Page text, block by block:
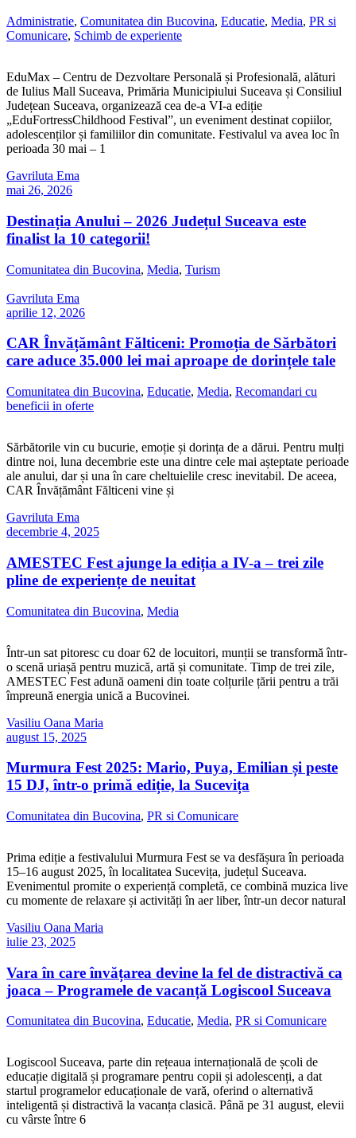
Administratie, Comunitatea din Bucovina, Educatie, Media, PR si
Comunicare, Schimb de experiente
EduMax – Centru de Dezvoltare Personală și Profesională, alături
de Iulius Mall Suceava, Primăria Municipiului Suceava și Consiliul
Județean Suceava, organizează cea de-a VI-a ediție
„EduFortressChildhood Festival”, un eveniment destinat copiilor,
adolescenților și familiilor din comunitate. Festivalul va avea loc în
perioada 30 mai – 1
Gavriluta Ema
mai 26, 2026
Destinația Anului – 2026 Județul Suceava este
finalist la 10 categorii!
Comunitatea din Bucovina, Media, Turism
Gavriluta Ema
aprilie 12, 2026
CAR Învățământ Fălticeni: Promoția de Sărbători
care aduce 35.000 lei mai aproape de dorințele tale
Comunitatea din Bucovina, Educatie, Media, Recomandari cu
beneficii in oferte
Sărbătorile vin cu bucurie, emoție și dorința de a dărui. Pentru mulți
dintre noi, luna decembrie este una dintre cele mai așteptate perioade
ale anului, dar și una în care cheltuielile cresc inevitabil. De aceea,
CAR Învățământ Fălticeni vine și
Gavriluta Ema
decembrie 4, 2025
AMESTEC Fest ajunge la ediția a IV-a – trei zile
pline de experiențe de neuitat
Comunitatea din Bucovina, Media
Într-un sat pitoresc cu doar 62 de locuitori, munții se transformă într-
o scenă uriașă pentru muzică, artă și comunitate. Timp de trei zile,
AMESTEC Fest adună oameni din toate colțurile țării pentru a trăi
împreună energia unică a Bucovinei.
Vasiliu Oana Maria
august 15, 2025
Murmura Fest 2025: Mario, Puya, Emilian și peste
15 DJ, într-o primă ediție, la Sucevița
Comunitatea din Bucovina, PR si Comunicare
Prima ediție a festivalului Murmura Fest se va desfășura în perioada
15–16 august 2025, în localitatea Sucevița, județul Suceava.
Evenimentul promite o experiență completă, ce combină muzica live
cu momente de relaxare și activități în aer liber, într-un decor natural
Vasiliu Oana Maria
iulie 23, 2025
Vara în care învățarea devine la fel de distractivă ca
joaca – Programele de vacanță Logiscool Suceava
Comunitatea din Bucovina, Educatie, Media, PR si Comunicare
Logiscool Suceava, parte din rețeaua internațională de școli de
educație digitală și programare pentru copii și adolescenți, a dat
startul programelor educaționale de vară, oferind o alternativă
inteligentă și distractivă la vacanța clasică. Până pe 31 august, elevii
cu vârste între 6